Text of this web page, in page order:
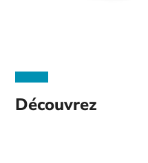
Découvrez